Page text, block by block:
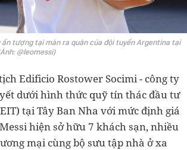
ấn tượng tại màn ra quân của đội tuyển Argentina tại
@leomessi)
Edificio Rostower Socimi - công ty
dưới hình thức quỹ tín thác đầu tư
tại Tây Ban Nha với mức định giá
hiện sở hữu 7 khách sạn, nhiều
mại cùng bộ sưu tập nhà ở xa